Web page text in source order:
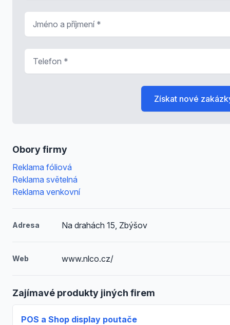
Obory firmy
Reklama fóliová
Reklama světelná
Reklama venkovní
Adresa Na drahách 15, Zbýšov
Web www.nlco.cz/
Zajímavé produkty jiných firem
POS a Shop display poutače
Získat nové